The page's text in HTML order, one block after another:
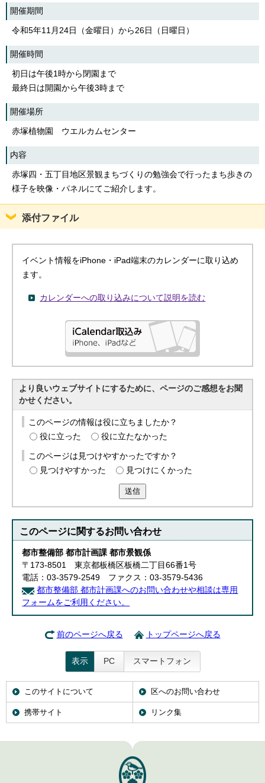
開催期間
令和5年11月24日（金曜日）から26日（日曜日）
開催時間
初日は午後1時から閉園まで
最終日は開園から午後3時まで
開催場所
赤塚植物園 ウエルカムセンター
内容
赤塚四・五丁目地区景観まちづくりの勉強会で行ったまち歩きの
様子を映像・パネルにてご紹介します。
添付ファイル
イベント情報をiPhone・iPad端末のカレンダーに取り込め
ます。
カレンダーへの取り込みについて説明を読む
より良いウェブサイトにするために、ページのご感想をお聞
かせください。
このページの情報は役に立ちましたか？
役に立った
役に立たなかった
このページは見つけやすかったですか？
見つけやすかった
見つけにくかった
送信
このページに関するお問い合わせ
都市整備部 都市計画課 都市景観係
〒173-8501 東京都板橋区板橋二丁目66番1号
電話：03-3579-2549 ファクス：03-3579-5436
都市整備部 都市計画課へのお問い合わせや相談は専用
フォームをご利用ください。
前のページへ戻る トップページへ戻る
表示 PC スマートフォン
このサイトについて 区へのお問い合わせ
携帯サイト リンク集